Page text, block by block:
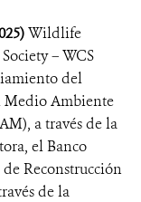
Wildlife
– WCS
del
Medio Ambiente
a través de la
el Banco
Reconstrucción
de la